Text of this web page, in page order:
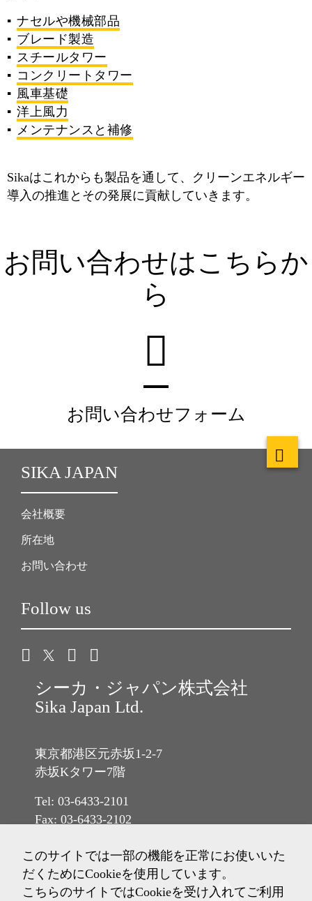
ナセルや機械部品
ブレード製造
スチールタワー
コンクリートタワー
風車基礎
洋上風力
メンテナンスと補修
Sikaはこれからも製品を通して、クリーンエネルギー
導入の推進とその発展に貢献していきます。
お問い合わせはこちらか
ら
お問い合わせフォーム
SIKA JAPAN
会社概要
所在地
お問い合わせ
Follow us
シーカ・ジャパン株式会社
Sika Japan Ltd.
東京都港区元赤坂1-2-7
赤坂Kタワー7階
Tel: 03-6433-2101
Fax: 03-6433-2102
このサイトでは一部の機能を正常にお使いいた
だくためにCookieを使用しています。
こちらのサイトではCookieを受け入れてご利用